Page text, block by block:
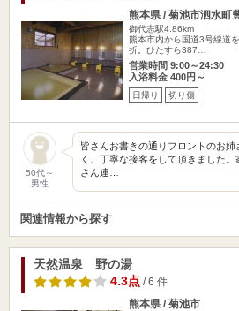
熊本県 / 菊池市泗水町
御代志駅4.86km
熊本市内から国道3号線道
折。ひたすら387…
営業時間 9:00～24:30
入浴料金 400円～
日帰り 切り傷
50代～
男性
皆さんお書きの通りフロントのお
く、丁寧な接客をして頂きました
さん連…
関連情報から探す
天然温泉 野の湯
4.3点/ 6 件
熊本県 / 菊池市